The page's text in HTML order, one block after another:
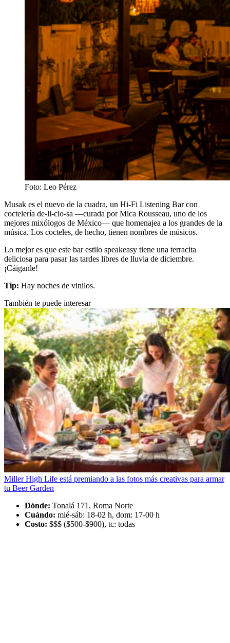
Foto: Leo Pérez
Musak es el nuevo de la cuadra, un Hi-Fi Listening Bar con
coctelería de-li-cio-sa —curada por Mica Rousseau, uno de los
mejores mixólogos de México— que homenajea a los grandes de la
música. Los cocteles, de hecho, tienen nombres de músicos.
Lo mejor es que este bar estilo speakeasy tiene una terracita
deliciosa para pasar las tardes libres de lluvia de diciembre.
¡Cáiganle!
Tip: Hay noches de vinilos.
También te puede interesar
Miller High Life está premiando a las fotos más creativas para armar
tu Beer Garden
Dónde: Tonalá 171, Roma Norte
Cuándo: mié-sáb: 18-02 h, dom: 17-00 h
Costo: $$$ ($500-$900), tc: todas